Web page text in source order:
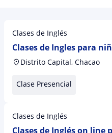
Clases de Inglés
Clases de Ingles para
municipio Chacao
Distrito Capital, Chacao
Clase Presencial
Clases de Inglés
Clases de Inglés on